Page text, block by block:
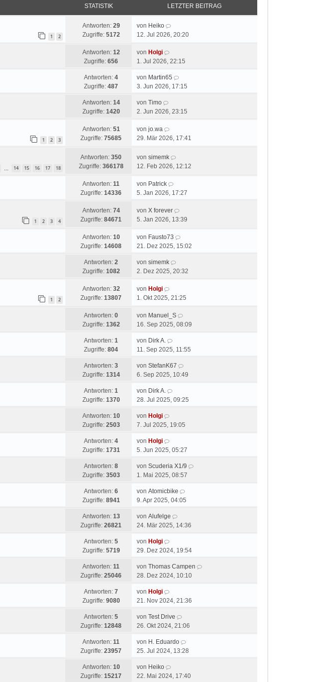
STATISTIK LETZTER BEITRAG
1 2
Antworten: 29
Zugriffe: 5172
von Heiko
12. Jul 2026, 20:20
Antworten: 12
Zugriffe: 656
von Holgi
1. Jul 2026, 22:15
Antworten: 4
Zugriffe: 487
von Martin65
3. Jun 2026, 17:15
Antworten: 14
Zugriffe: 1420
von Timo
2. Jun 2026, 23:15
1 2 3
Antworten: 51
Zugriffe: 75685
von jo.wa
29. Mär 2026, 17:41
14 15 16 17 18
Antworten: 350
Zugriffe: 366178
von simemk
12. Feb 2026, 12:12
Antworten: 11
Zugriffe: 14336
von Patrick
5. Jan 2026, 17:27
1 2 3 4
Antworten: 74
Zugriffe: 84671
von X forever
5. Jan 2026, 13:39
Antworten: 10
Zugriffe: 14608
von Fausto73
21. Dez 2025, 15:02
Antworten: 2
Zugriffe: 1082
von simemk
2. Dez 2025, 20:32
1 2
Antworten: 32
Zugriffe: 13807
von Holgi
1. Okt 2025, 21:25
Antworten: 0
Zugriffe: 1362
von Manuel_S
16. Sep 2025, 08:09
Antworten: 1
Zugriffe: 804
von Dirk A.
11. Sep 2025, 11:55
Antworten: 3
Zugriffe: 1314
von StefanK67
6. Sep 2025, 10:49
Antworten: 1
Zugriffe: 1370
von Dirk A.
28. Jul 2025, 09:25
Antworten: 10
Zugriffe: 2503
von Holgi
7. Jul 2025, 19:05
Antworten: 4
Zugriffe: 1731
von Holgi
5. Jun 2025, 05:27
Antworten: 8
Zugriffe: 3503
von Scuderia X1/9
1. Mai 2025, 08:57
Antworten: 6
Zugriffe: 8941
von Atomicbike
9. Apr 2025, 04:05
Antworten: 13
Zugriffe: 26821
von Alufelge
24. Mär 2025, 14:36
Antworten: 5
Zugriffe: 5719
von Holgi
29. Dez 2024, 19:54
Antworten: 11
Zugriffe: 25046
von Thomas Campen
28. Dez 2024, 10:10
Antworten: 7
Zugriffe: 9080
von Holgi
21. Nov 2024, 21:36
Antworten: 5
Zugriffe: 12848
von Test Drive
26. Okt 2024, 21:06
Antworten: 11
Zugriffe: 23957
von H. Eduardo
25. Jul 2024, 13:28
Antworten: 10
Zugriffe: 15217
von Heiko
22. Mai 2024, 17:40